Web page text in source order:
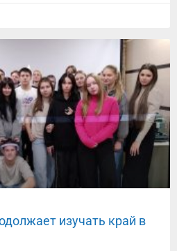
изучать край в